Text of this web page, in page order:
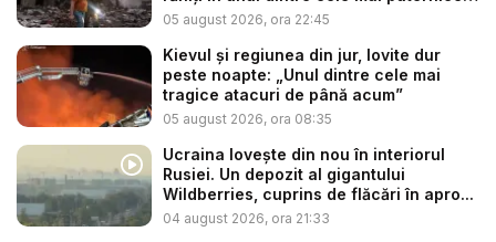
...
05 august 2026, ora 22:45
Kievul și regiunea din jur, lovite dur
peste noapte: „Unul dintre cele mai
tragice atacuri de până acum”
05 august 2026, ora 08:35
Ucraina lovește din nou în interiorul
Rusiei. Un depozit al gigantului
Wildberries, cuprins de flăcări în apro...
04 august 2026, ora 21:33